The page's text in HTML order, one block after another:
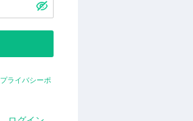
プライバシーポ